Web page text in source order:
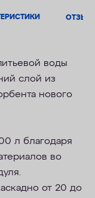
воды
слой из
нового
л благодаря
во
от 20 до